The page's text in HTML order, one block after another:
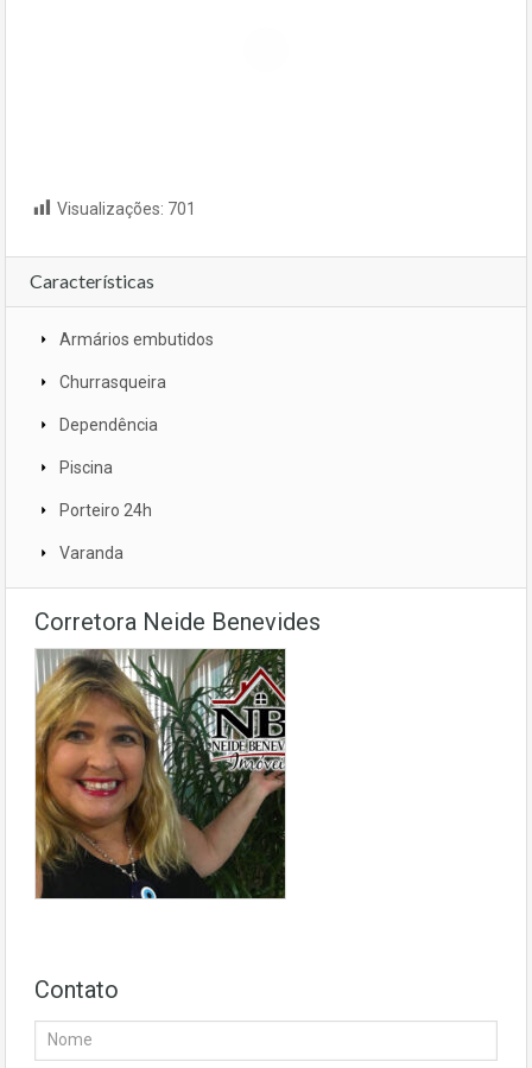
Visualizações: 701
Características
Armários embutidos
Churrasqueira
Dependência
Piscina
Porteiro 24h
Varanda
Corretora Neide Benevides
Contato